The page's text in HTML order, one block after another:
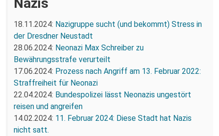
18.11.2024: Nazigruppe sucht (und bekommt) Stress in
der Dresdner Neustadt
28.06.2024: Neonazi Max Schreiber zu
Bewährungsstrafe verurteilt
17.06.2024: Prozess nach Angriff am 13. Februar 2022:
Straffreiheit für Neonazi
22.04.2024: Bundespolizei lässt Neonazis ungestört
reisen und angreifen
14.02.2024: 11. Februar 2024: Diese Stadt hat Nazis
nicht satt.